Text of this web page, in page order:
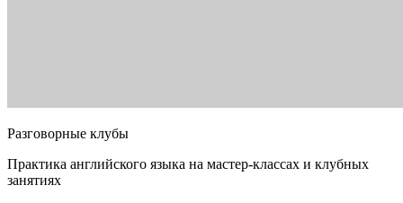
Разговорные клубы
Практика английского языка на мастер-классах и клубных
занятиях